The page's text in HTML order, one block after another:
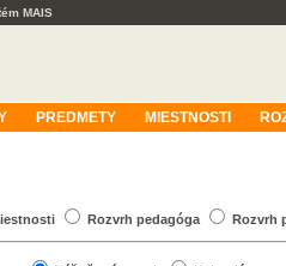
MAIS
PREDMETY MIESTNOSTI
Rozvrh pedagóga Rozvrh